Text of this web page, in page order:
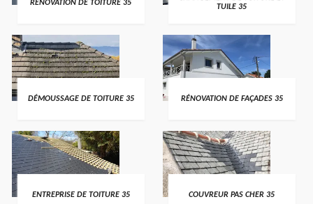
RÉNOVATION DE TOITURE 35
TUILE 35
DÉMOUSSAGE DE TOITURE 35 RÉNOVATION DE FAÇADES 35
ENTREPRISE DE TOITURE 35 COUVREUR PAS CHER 35